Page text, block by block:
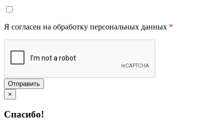
Я согласен на обработку персональных данных *
Отправить
×
Спасибо!